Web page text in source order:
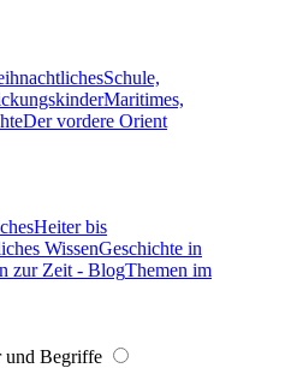
Schule,
Maritimes,
Der vordere Orient
Heiter bis
WissenGeschichte in
zur Zeit - BlogThemen im
und Begriffe